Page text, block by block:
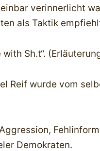
verinnerlicht
als Taktik
with Sh.t“.
Reif wurde vom
Demokraten.